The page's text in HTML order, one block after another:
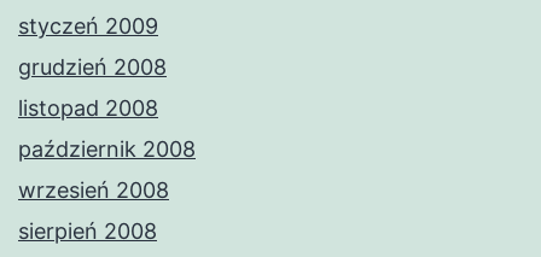
styczeń 2009
grudzień 2008
listopad 2008
październik 2008
wrzesień 2008
sierpień 2008